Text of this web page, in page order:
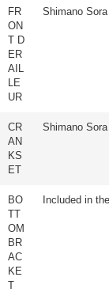
FR
ON
T D
ER
AIL
LE
UR
Shimano
CR
AN
KS
ET
Shimano
BO
TT
OM
BR
AC
KE
T
Included in